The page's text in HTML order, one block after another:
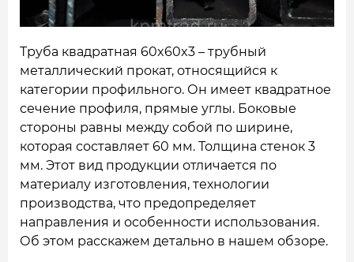
О НАС
БЛОГ
Труба квадратная 60x60x3 – трубный
металлический прокат, относящийся к
категории профильного. Он имеет квадратное
сечение профиля, прямые углы. Боковые
стороны равны между собой по ширине,
которая составляет 60 мм. Толщина стенок 3
мм. Этот вид продукции отличается по
материалу изготовления, технологии
производства, что предопределяет
направления и особенности использования.
Об этом расскажем детально в нашем обзоре.